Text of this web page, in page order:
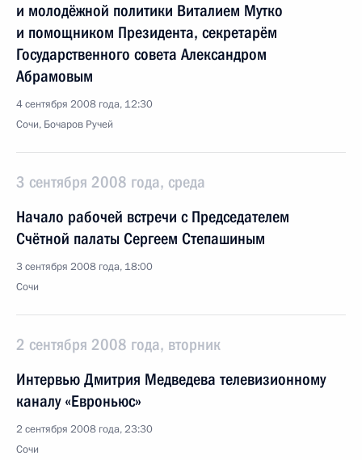
и молодёжной политики Виталием Мутко
и помощником Президента, секретарём
Государственного совета Александром
Абрамовым
4 сентября 2008 года, 12:30
Сочи, Бочаров Ручей
3 сентября 2008 года, среда
Начало рабочей встречи с Председателем
Счётной палаты Сергеем Степашиным
3 сентября 2008 года, 18:00
Сочи
2 сентября 2008 года, вторник
Интервью Дмитрия Медведева телевизионному
каналу «Евроньюс»
2 сентября 2008 года, 23:30
Сочи